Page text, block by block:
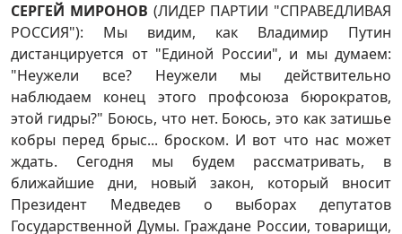
СЕРГЕЙ МИРОНОВ (ЛИДЕР ПАРТИИ "СПРАВЕДЛИВАЯ
РОССИЯ"): Мы видим, как Владимир Путин
дистанцируется от "Единой России", и мы думаем:
"Неужели все? Неужели мы действительно
наблюдаем конец этого профсоюза бюрократов,
этой гидры?" Боюсь, что нет. Боюсь, это как затишье
кобры перед брыс... броском. И вот что нас может
ждать. Сегодня мы будем рассматривать, в
ближайшие дни, новый закон, который вносит
Президент Медведев о выборах депутатов
Государственной Думы. Граждане России, товарищи,